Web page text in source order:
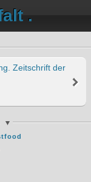
.
Zeitschrift der